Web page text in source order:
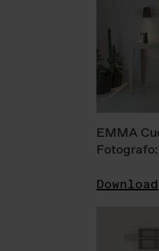
EMMA
Download